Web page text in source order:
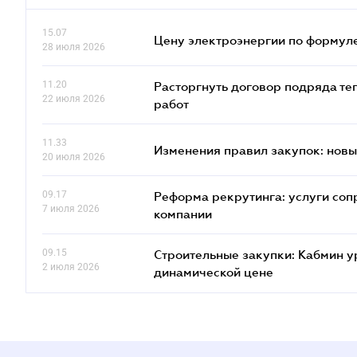
15.07
28 июля 2026
Цену электроэнергии по
11.20
22 июля 2026
Расторгнуть договор подряда
работ
11.33
20 июля 2026
Изменения правил закупок:
09.17
7 июля 2026
Реформа рекрутинга: услуги
компании
09.15
2 июля 2026
Строительные закупки: Кабмин
динамической цене